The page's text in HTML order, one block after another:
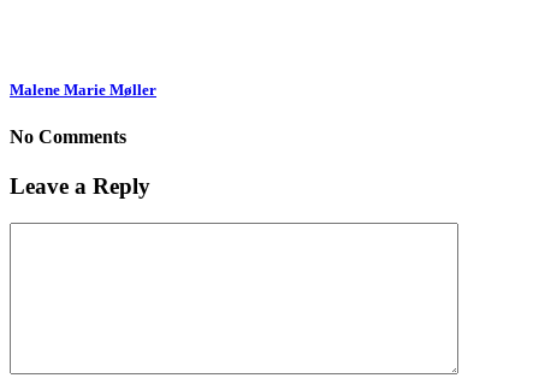
Malene Marie Møller
No Comments
Leave a Reply